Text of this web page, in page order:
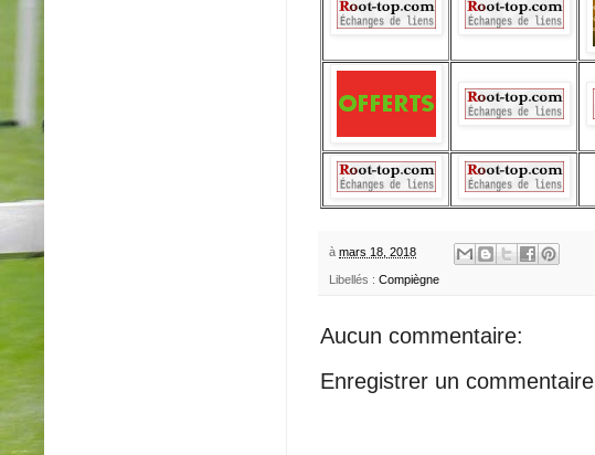
à mars 18, 2018
Libellés : Compiègne
Aucun commentaire:
Enregistrer un commentaire